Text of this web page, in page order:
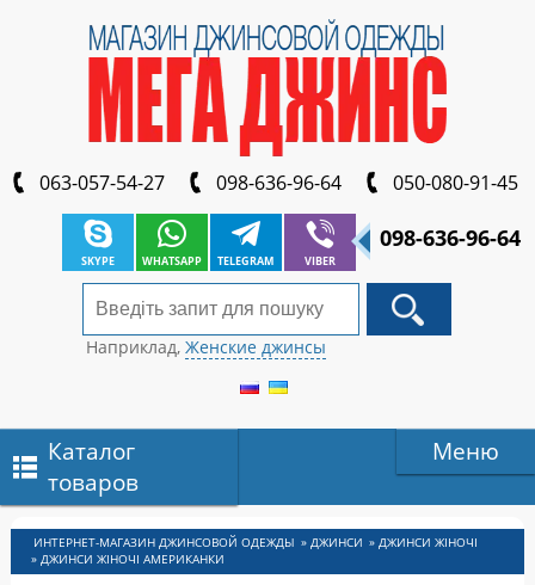
063-057-54-27 098-636-96-64 050-080-91-45
SKYPE WHATSAPP TELEGRAM VIBER
098-636-96-64
Наприклад,Женские джинсы
Меню
Каталог
товаров
» ДЖИНСИ » ДЖИНСИ ЖІНОЧІ
» ДЖИНСИ ЖІНОЧІ АМЕРИКАНКИ